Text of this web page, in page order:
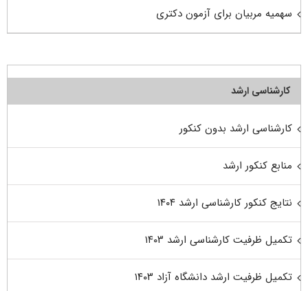
سهمیه مربیان برای آزمون دکتری
کارشناسی ارشد
کارشناسی ارشد بدون کنکور
منابع کنکور ارشد
نتایج کنکور کارشناسی ارشد ۱۴۰۴
تکمیل ظرفیت کارشناسی ارشد ۱۴۰۳
تکمیل ظرفیت ارشد دانشگاه آزاد ۱۴۰۳